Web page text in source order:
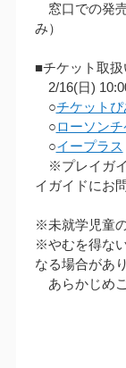
窓口での発
み）
■チケット取
2/16(日)
○チケットぴ
○ローソンチ
○イープラス
※プレイガイ
イガイドにお
※未就学児童
※やむを得な
なる場合があ
あらかじめご